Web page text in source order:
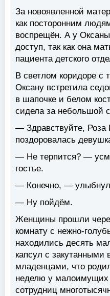
За новоявленной
как посторонним
воспрещён. А у
доступ, так как она
пациента детского
В светлом коридоре с
Оксану встретила
в шапочке и белом
сидела за небольшой
— Здравствуйте,
поздоровалась
— Не терпится? —
гостье.
— Конечно, —
— Ну пойдём.
Женщины прошли
комнату с нежно-
находились десять
капсул с закутанными
младенцами, что
неделю у малоимущих
сотрудниц